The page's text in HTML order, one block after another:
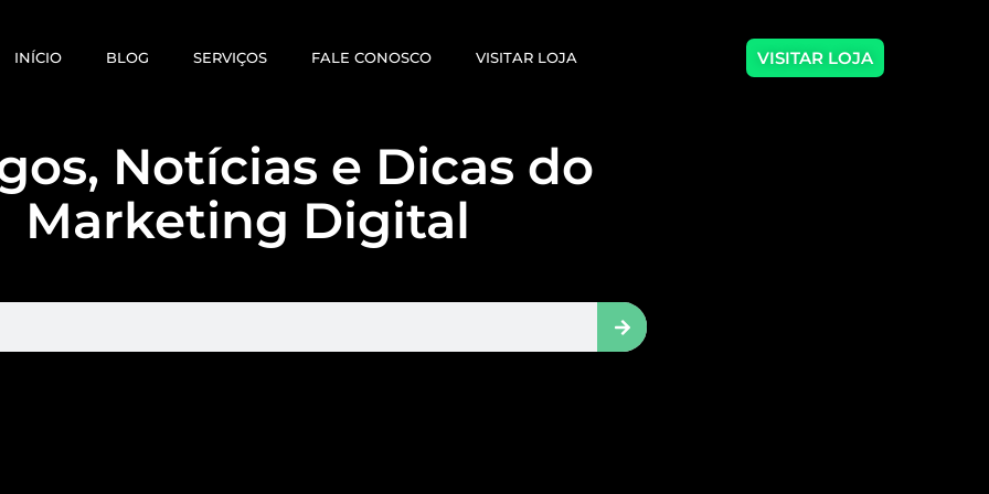
INÍCIO BLOG SERVIÇOS FALE CONOSCO VISITAR LOJA VISITAR LOJA
Notícias e Dicas do
Marketing Digital